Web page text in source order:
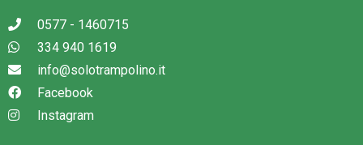
0577 - 1460715
334 940 1619
info@solotrampolino.it
Facebook
Instagram